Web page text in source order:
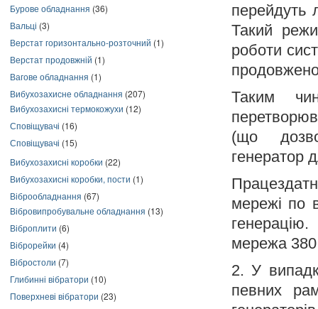
Бурове обладнання (36)
Вальці (3)
Верстат горизонтально-розточний (1)
Верстат продовжній (1)
Вагове обладнання (1)
Вибухозахисне обладнання (207)
Вибухозахисні термокожухи (12)
Сповіщувачі (16)
Сповіщувачі (15)
Вибухозахисні коробки (22)
Вибухозахисні коробки, пости (1)
Віброобладнання (67)
Вібровипробувальне обладнання (13)
Віброплити (6)
Віброрейки (4)
Вібростоли (7)
Глибинні вібратори (10)
Поверхневі вібратори (23)
перейдуть
Такий
роботи
Таким
(що
генератор
мережі по
мережа
2. У
певних